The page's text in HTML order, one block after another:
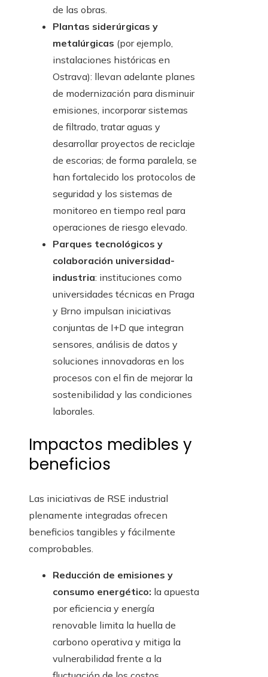
de las obras.
Plantas siderúrgicas y
metalúrgicas (por ejemplo,
instalaciones históricas en
Ostrava): llevan adelante planes
de modernización para disminuir
emisiones, incorporar sistemas
de filtrado, tratar aguas y
desarrollar proyectos de reciclaje
de escorias; de forma paralela, se
han fortalecido los protocolos de
seguridad y los sistemas de
monitoreo en tiempo real para
operaciones de riesgo elevado.
Parques tecnológicos y
colaboración universidad-
industria: instituciones como
universidades técnicas en Praga
y Brno impulsan iniciativas
conjuntas de I+D que integran
sensores, análisis de datos y
soluciones innovadoras en los
procesos con el fin de mejorar la
sostenibilidad y las condiciones
laborales.
Impactos medibles y
beneficios
Las iniciativas de RSE industrial
plenamente integradas ofrecen
beneficios tangibles y fácilmente
comprobables.
Reducción de emisiones y
consumo energético: la apuesta
por eficiencia y energía
renovable limita la huella de
carbono operativa y mitiga la
vulnerabilidad frente a la